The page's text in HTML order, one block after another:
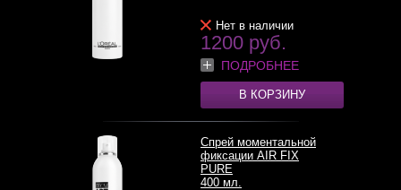
Нет в наличии
1200 руб.
ПОДРОБНЕЕ
В КОРЗИНУ
Спрей моментальной
фиксации AIR FIX
PURE
400 мл.